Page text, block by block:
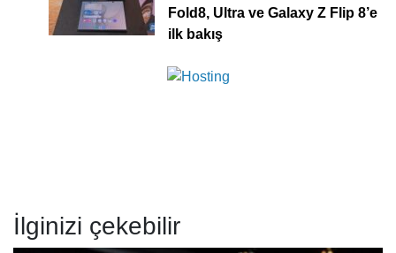
Fold8, Ultra ve Galaxy Z Flip 8’e
ilk bakış
İlginizi çekebilir